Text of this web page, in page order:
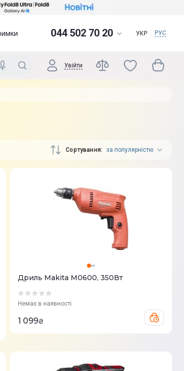
044 502 70 20 УКР РУС
Увійти
Сортування за популярністю
Дриль Makita M0600, 350Вт
Немає в наявності
1 099₴